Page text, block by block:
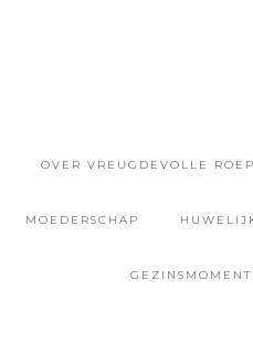
OVER VREUGDEVOLLE
MOEDERSCHAP